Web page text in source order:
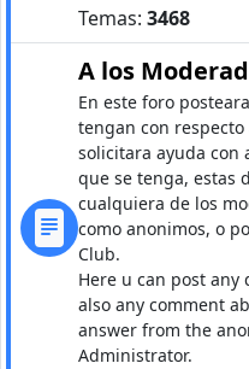
Temas: 3468
A los
En este foro
tengan con
solicitara ayuda
que se tenga, estas
cualquiera de los
como anonimos, o
Club.
Here u can post
also any comment
answer from the
Administrator.